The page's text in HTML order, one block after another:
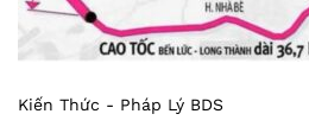
Kiến Thức - Pháp Lý BDS